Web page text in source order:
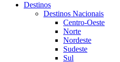
Destinos
Destinos Nacionais
Centro-Oeste
Norte
Nordeste
Sudeste
Sul